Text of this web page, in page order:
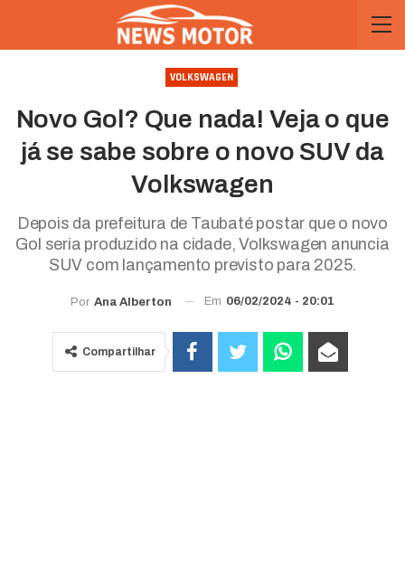
VOLKSWAGEN
Novo Gol? Que nada! Veja o que
já se sabe sobre o novo SUV da
Volkswagen
Depois da prefeitura de Taubaté postar que o novo
Gol seria produzido na cidade, Volkswagen anuncia
SUV com lançamento previsto para 2025.
Por Ana Alberton Em 06/02/2024 - 20:01
Compartilhar